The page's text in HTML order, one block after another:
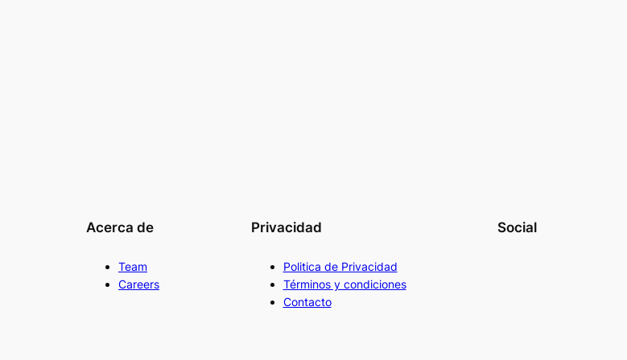
Acerca de
Team
Careers
Privacidad
Politica de Privacidad
Términos y condiciones
Contacto
Social